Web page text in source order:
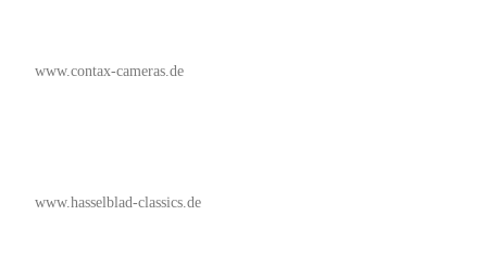
www.contax-cameras.de
www.hasselblad-classics.de